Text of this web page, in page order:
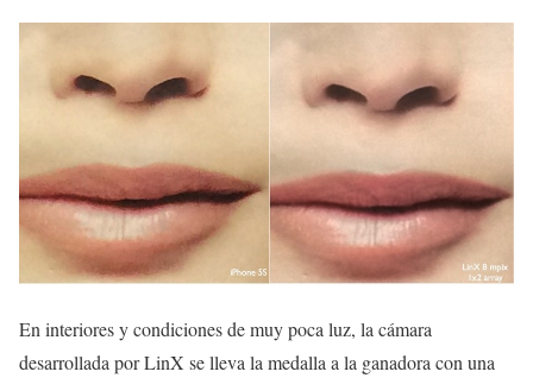
En interiores y condiciones de muy poca luz, la cámara
desarrollada por LinX se lleva la medalla a la ganadora con una